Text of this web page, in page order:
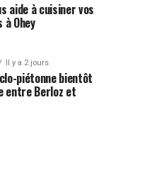
aide à cuisiner vos
Ohey
Il y a 2 jours
piétonne bientôt
entre Berloz et